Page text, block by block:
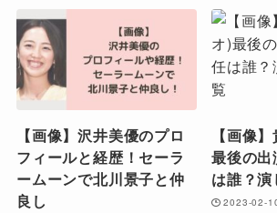
【画像】沢井美優のプロ
フィールと経歴！セーラ
ームーンで北川景子と仲
良し
【画像
最後の
は誰？
2023-02-